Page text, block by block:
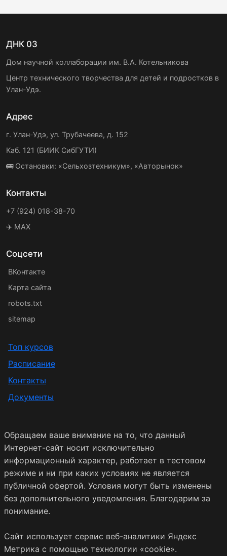
ДНК 03
Дом научной коллаборации им. В.А. Котельникова
Центр технического творчества для детей и подростков в
Улан-Удэ.
Адрес
г. Улан-Удэ, ул. Трубачеева, д. 152
Каб. 121 (БИИК СибГУТИ)
🚌 Остановки: «Сельхозтехникум», «Авторынок»
Контакты
+7 (924) 018-38-70
✈️ MAX
Соцсети
ВКонтакте
Карта сайта
robots.txt
sitemap
Топ курсов
Расписание
Контакты
Документы
Обращаем ваше внимание на то, что данный
Интернет-сайт носит исключительно
информационный характер, работает в тестовом
режиме и ни при каких условиях не является
публичной офертой. Условия могут быть изменены
без дополнительного уведомления. Благодарим за
понимание.
Сайт использует сервис веб-аналитики Яндекс
Метрика с помощью технологии «cookie».